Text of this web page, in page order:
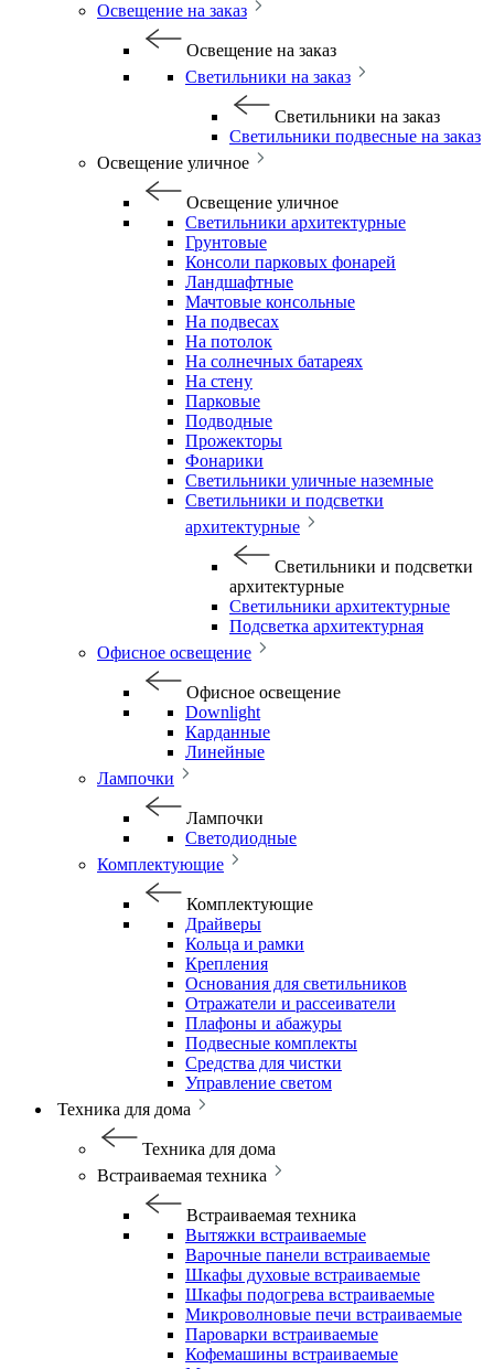
Освещение на заказ
Освещение на заказ
Светильники на заказ
Светильники на заказ
Светильники подвесные на заказ
Освещение уличное
Освещение уличное
Светильники архитектурные
Грунтовые
Консоли парковых фонарей
Ландшафтные
Мачтовые консольные
На подвесах
На потолок
На солнечных батареях
На стену
Парковые
Подводные
Прожекторы
Фонарики
Светильники уличные наземные
Светильники и подсветки
архитектурные
Светильники и подсветки
архитектурные
Светильники архитектурные
Подсветка архитектурная
Офисное освещение
Офисное освещение
Downlight
Карданные
Линейные
Лампочки
Лампочки
Светодиодные
Комплектующие
Комплектующие
Драйверы
Кольца и рамки
Крепления
Основания для светильников
Отражатели и рассеиватели
Плафоны и абажуры
Подвесные комплекты
Средства для чистки
Управление светом
Техника для дома
Техника для дома
Встраиваемая техника
Встраиваемая техника
Вытяжки встраиваемые
Варочные панели встраиваемые
Шкафы духовые встраиваемые
Шкафы подогрева встраиваемые
Микроволновые печи встраиваемые
Пароварки встраиваемые
Кофемашины встраиваемые